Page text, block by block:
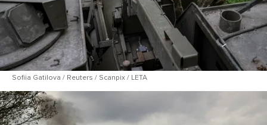
Sofiia Gatilova / Reuters / Scanpix / LETA